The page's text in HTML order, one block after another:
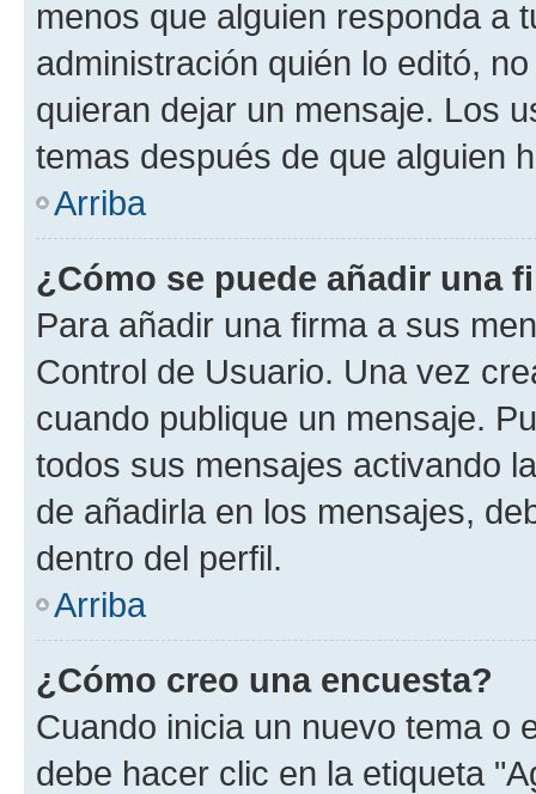
menos que alguien responda a
administración quién lo editó,
quieran dejar un mensaje. Los
temas después de que alguien
Arriba
¿Cómo se puede añadir una
Para añadir una firma a sus
Control de Usuario. Una vez
cuando publique un mensaje.
todos sus mensajes activando
de añadirla en los mensajes,
dentro del perfil.
Arriba
¿Cómo creo una encuesta?
Cuando inicia un nuevo tema o
debe hacer clic en la etiqueta